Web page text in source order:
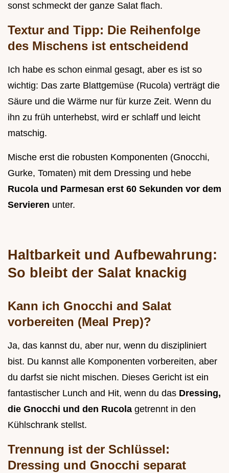
sonst schmeckt der ganze Salat flach.
Textur and Tipp: Die Reihenfolge
des Mischens ist entscheidend
Ich habe es schon einmal gesagt, aber es ist so
wichtig: Das zarte Blattgemüse (Rucola) verträgt die
Säure und die Wärme nur für kurze Zeit. Wenn du
ihn zu früh unterhebst, wird er schlaff und leicht
matschig.
Mische erst die robusten Komponenten (Gnocchi,
Gurke, Tomaten) mit dem Dressing und hebe
Rucola und Parmesan erst 60 Sekunden vor dem
Servieren unter.
Haltbarkeit und Aufbewahrung:
So bleibt der Salat knackig
Kann ich Gnocchi and Salat
vorbereiten (Meal Prep)?
Ja, das kannst du, aber nur, wenn du diszipliniert
bist. Du kannst alle Komponenten vorbereiten, aber
du darfst sie nicht mischen. Dieses Gericht ist ein
fantastischer Lunch and Hit, wenn du das Dressing,
die Gnocchi und den Rucola getrennt in den
Kühlschrank stellst.
Trennung ist der Schlüssel:
Dressing und Gnocchi separat